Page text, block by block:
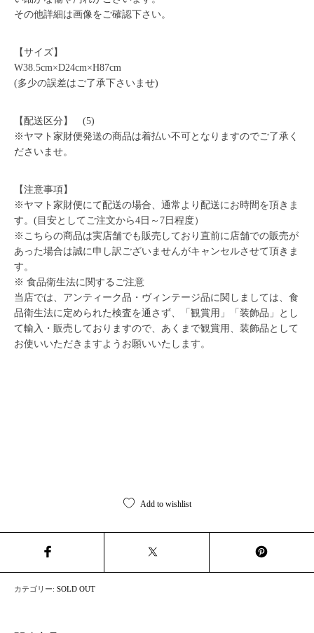
その他詳細は画像をご確認下さい。
【サイズ】
W38.5cm×D24cm×H87cm
(多少の誤差はご了承下さいませ)
【配送区分】 (5)
※ヤマト家財便発送の商品は着払い不可となりますのでご了承く
ださいませ。
【注意事項】
※ヤマト家財便にて配送の場合、通常より配送にお時間を頂きま
す。(目安としてご注文から4日～7日程度）
※こちらの商品は実店舗でも販売しており直前に店舗での販売が
あった場合は誠に申し訳ございませんがキャンセルさせて頂きま
す。
※ 食品衛生法に関するご注意
当店では、アンティーク品・ヴィンテージ品に関しましては、食
品衛生法に定められた検査を通さず、「観賞用」「装飾品」とし
て輸入・販売しておりますので、あくまで観賞用、装飾品として
お使いいただきますようお願いいたします。
Add to wishlist
カテゴリー:SOLD OUT